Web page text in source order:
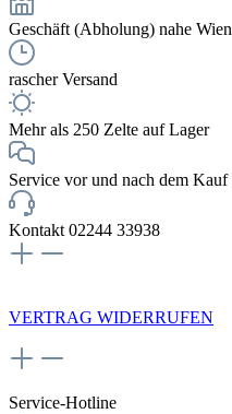
Geschäft (Abholung) nahe Wien
rascher Versand
Mehr als 250 Zelte auf Lager
Service vor und nach dem Kauf
Kontakt 02244 33938
VERTRAG WIDERRUFEN
Service-Hotline